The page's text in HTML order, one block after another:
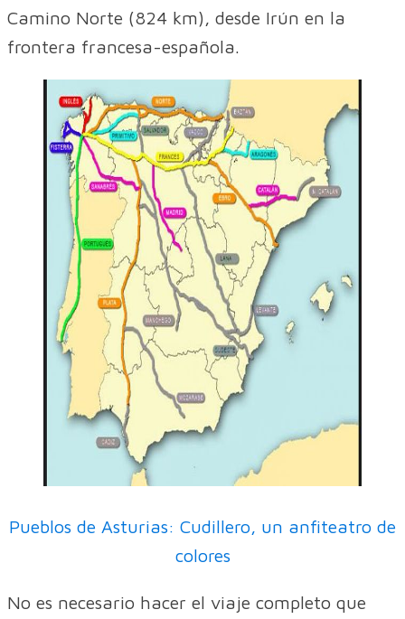
Camino Norte (824 km), desde Irún en la
frontera francesa-española.
Pueblos de Asturias: Cudillero, un anfiteatro de
colores
No es necesario hacer el viaje completo que